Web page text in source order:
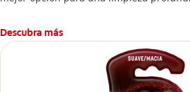
Descubra más